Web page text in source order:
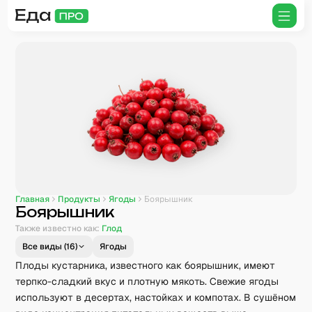
Главная Продукты Ягоды Боярышник
Боярышник
Также известно как: Глод
Все виды (16) Ягоды
Плоды кустарника, известного как боярышник, имеют
терпко-сладкий вкус и плотную мякоть. Свежие ягоды
используют в десертах, настойках и компотах. В сушёном